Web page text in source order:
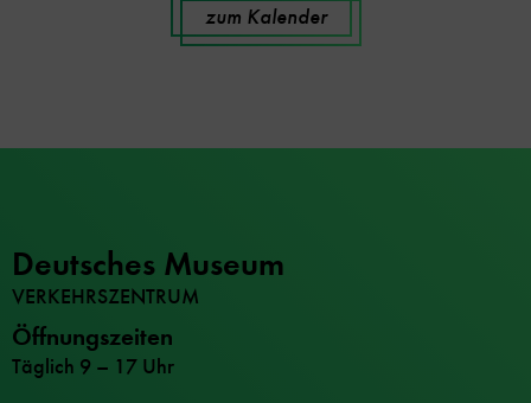
zum Kalender
Deutsches Museum
VERKEHRSZENTRUM
Öffnungszeiten
Täglich 9 – 17 Uhr